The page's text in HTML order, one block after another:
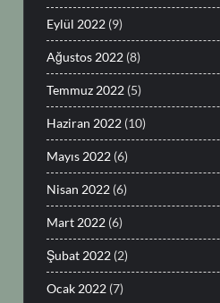
Eylül 2022 (9)
Ağustos 2022 (8)
Temmuz 2022 (5)
Haziran 2022 (10)
Mayıs 2022 (6)
Nisan 2022 (6)
Mart 2022 (6)
Şubat 2022 (2)
Ocak 2022 (7)